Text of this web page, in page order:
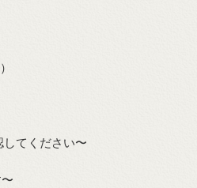
てください〜